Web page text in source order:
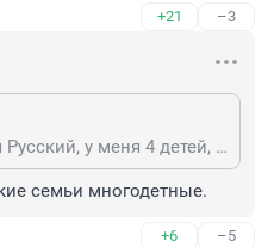
+21 –3
все рожают, не врите, я Русский, у меня 4 детей, все знакомые Русские семьи, в основном многодетные
семьи многодетные.
+6 –5